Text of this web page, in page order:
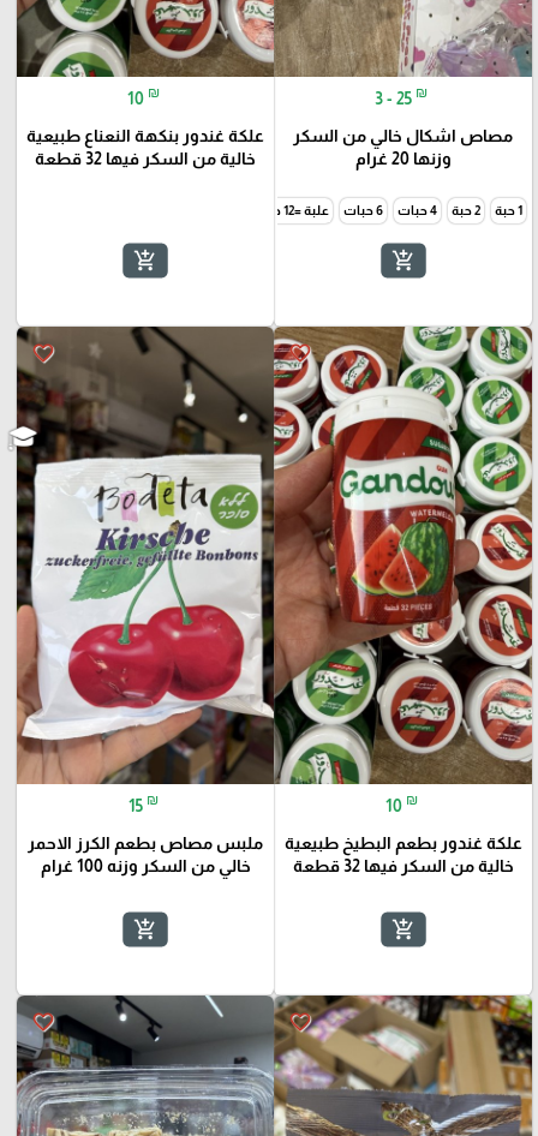
3 - 25 ₪
مصاص اشكال خالي من السكر
وزنها 20 غرام
1 حبة 2 حبة 4 حبات 6 حبات علبة =12 حبة
add_shopping_cart
10 ₪
علكة غندور بنكهة النعناع طبيعية
خالية من السكر فيها 32 قطعة
add_shopping_cart
favorite_border
10 ₪
علكة غندور بطعم البطيخ طبيعية
خالية من السكر فيها 32 قطعة
add_shopping_cart
favorite_border
15 ₪
ملبس مصاص بطعم الكرز الاحمر
خالي من السكر وزنه 100 غرام
add_shopping_cart
favorite_border
favorite_border